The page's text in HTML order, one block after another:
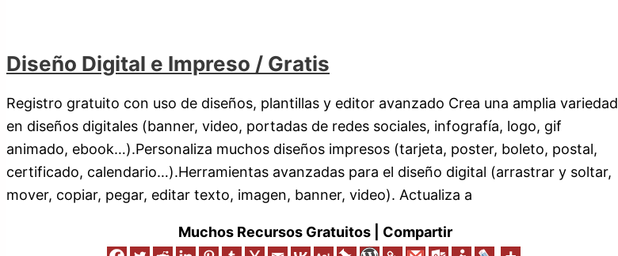
Diseño Digital e Impreso / Gratis
Registro gratuito con uso de diseños, plantillas y editor avanzado Crea una amplia variedad
en diseños digitales (banner, video, portadas de redes sociales, infografía, logo, gif
animado, ebook…).Personaliza muchos diseños impresos (tarjeta, poster, boleto, postal,
certificado, calendario…).Herramientas avanzadas para el diseño digital (arrastrar y soltar,
mover, copiar, pegar, editar texto, imagen, banner, video). Actualiza a
Muchos Recursos Gratuitos | Compartir